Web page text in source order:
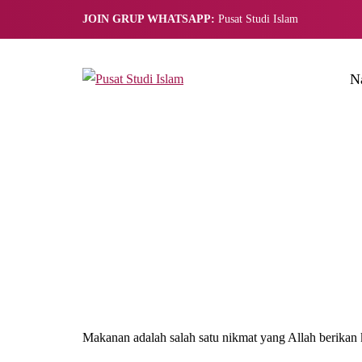
JOIN GRUP WHATSAPP: Pusat Studi Islam
Makanan adalah salah satu nikmat yang Allah berikan